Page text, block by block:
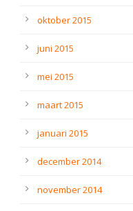
oktober 2015
juni 2015
mei 2015
maart 2015
januari 2015
december 2014
november 2014